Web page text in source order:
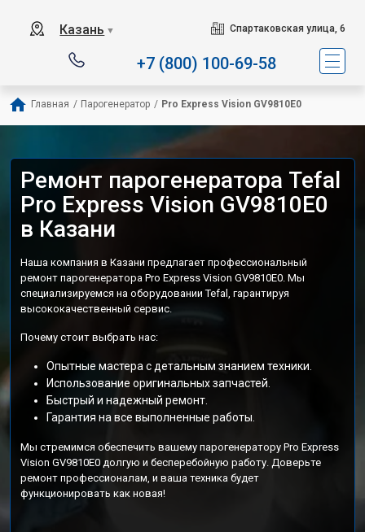
Казань ▼ Спартаковская улица, 6
+7 (800) 100-69-58
Главная / Парогенератор / Pro Express Vision GV9810E0
Ремонт парогенератора Tefal
Pro Express Vision GV9810E0
в Казани
Наша компания в Казани предлагает профессиональный
ремонт парогенератора Pro Express Vision GV9810E0. Мы
специализируемся на оборудовании Tefal, гарантируя
высококачественный сервис.
Почему стоит выбрать нас:
Опытные мастера с детальным знанием техники.
Использование оригинальных запчастей.
Быстрый и надежный ремонт.
Гарантия на все выполненные работы.
Мы стремимся обеспечить вашему парогенератору Pro Express
Vision GV9810E0 долгую и бесперебойную работу. Доверьте
ремонт профессионалам, и ваша техника будет
функционировать как новая!